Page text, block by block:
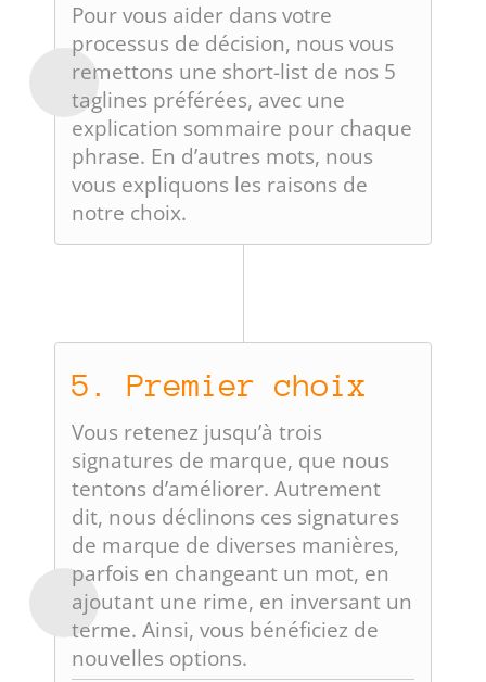
Pour vous aider dans votre
processus de décision, nous vous
remettons une short-list de nos 5
taglines préférées, avec une
explication sommaire pour chaque
phrase. En d’autres mots, nous
vous expliquons les raisons de
notre choix.
5. Premier choix
Vous retenez jusqu’à trois
signatures de marque, que nous
tentons d’améliorer. Autrement
dit, nous déclinons ces signatures
de marque de diverses manières,
parfois en changeant un mot, en
ajoutant une rime, en inversant un
terme. Ainsi, vous bénéficiez de
nouvelles options.